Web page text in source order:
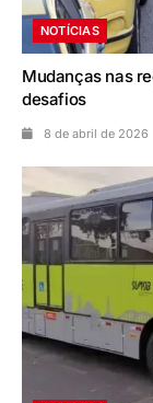
NOTÍCIAS
Mudanças nas
desafios
8 de abril de 2026